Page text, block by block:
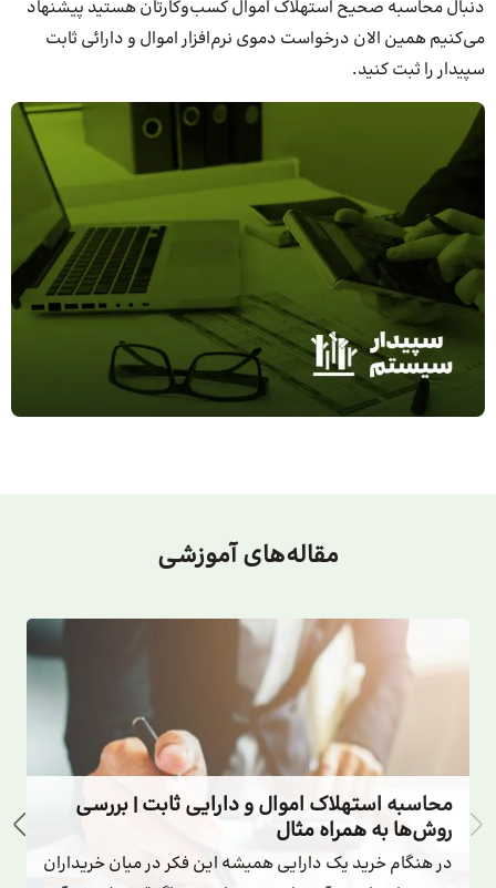
دنبال محاسبه صحیح استهلاک اموال کسب‌وکارتان هستید پیشنهاد
می‌کنیم همین الان درخواست دموی نرم‌افزار اموال و دارائی ثابت
سپیدار را ثبت کنید.
مقاله‌هایآموزشی
محاسبه استهلاک اموال و دارایی ثابت | بررسی
روش‌ها به همراه مثال
در هنگام خرید یک دارایی همیشه این فکر در میان خریداران